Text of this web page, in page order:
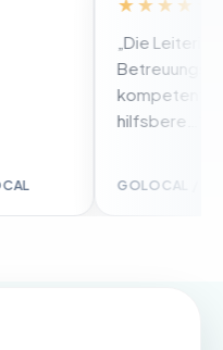
★★★★★
„Die Leiterin des
kompetent,
hilfsbere…“
GOLOCAL / 11880